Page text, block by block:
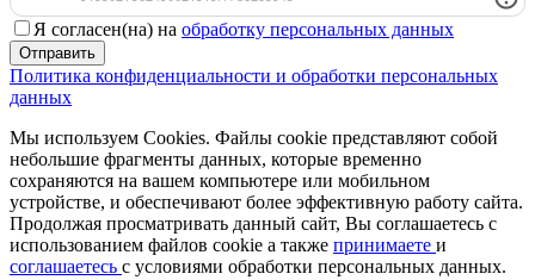
Я согласен(на) на обработку персональных данных
Отправить
Политика конфиденциальности и обработки персональных
данных
Мы используем Cookies. Файлы cookie представляют собой
небольшие фрагменты данных, которые временно
сохраняются на вашем компьютере или мобильном
устройстве, и обеспечивают более эффективную работу сайта.
Продолжая просматривать данный сайт, Вы соглашаетесь с
использованием файлов cookie а также принимаете и
соглашаетесь с условиями обработки персональных данных.